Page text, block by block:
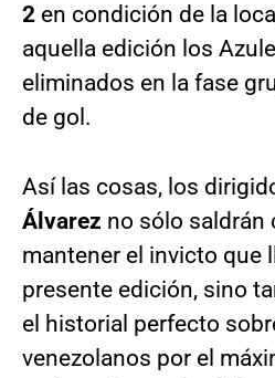
2 en condición de la
aquella edición los
eliminados en la fase
de gol.
Así las cosas, los
Álvarez no sólo saldrán
mantener el invicto que
presente edición, sino
el historial perfecto
venezolanos por el